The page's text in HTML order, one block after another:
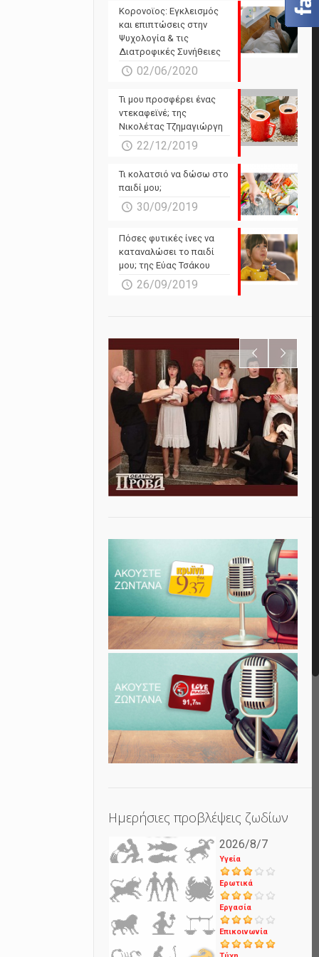
Κορονοϊος: Εγκλεισμός
και επιπτώσεις στην
Ψυχολογία & τις
Διατροφικές Συνήθειες
02/06/2020
Τι μου προσφέρει ένας
ντεκαφεϊνέ; της
Νικολέτας Τζημαγιώργη
22/12/2019
Τι κολατσιό να δώσω στο
παιδί μου;
30/09/2019
Πόσες φυτικές ίνες να
καταναλώσει το παιδί
μου; της Εύας Τσάκου
26/09/2019
Ημερήσιες προβλέψεις ζωδίων
2026/8/7
Υγεία
Ερωτικά
Εργασία
Επικοινωνία